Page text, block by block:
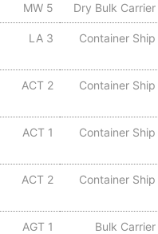
Dry Bulk Carrier
MW 5
Container Ship
LA 3
Container Ship
ACT 2
Container Ship
ACT 1
Container Ship
ACT 2
Bulk Carrier
AGT 1